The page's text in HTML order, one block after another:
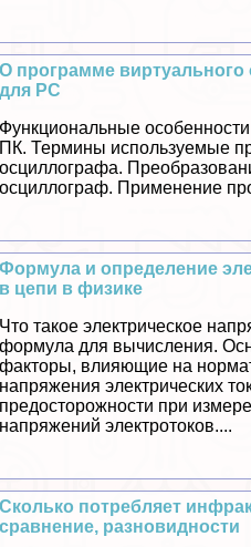
О программе
для PC
Функциональные
ПК. Термины используемые
осциллографа.
осциллограф. Применение
Формула и определение
в цепи в физике
Что такое электрическое
формула для вычисления.
факторы, влияющие на
напряжения электрических
предосторожности при
напряжений электротоков....
Сколько потрeбляет
сравнение, разновидности